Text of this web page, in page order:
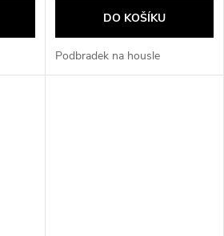
DO KOŠÍKU
Podbradek na housle